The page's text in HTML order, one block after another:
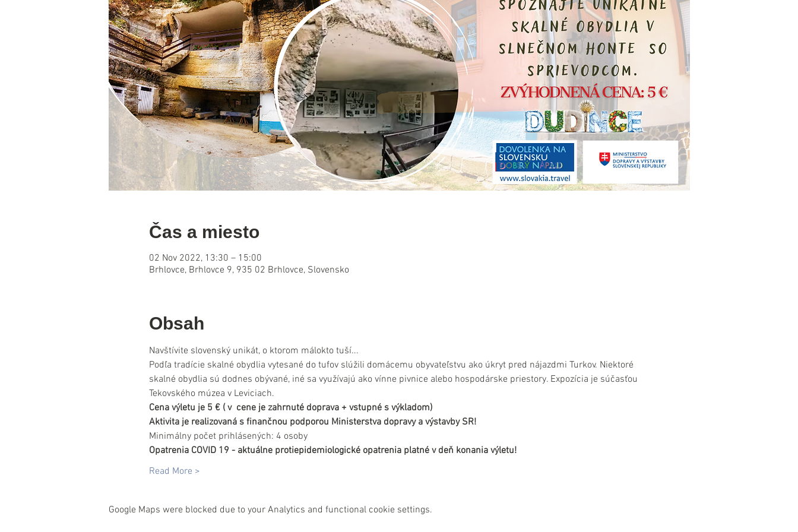
Čas a miesto
02 Nov 2022, 13:30 – 15:00
Brhlovce, Brhlovce 9, 935 02 Brhlovce, Slovensko
Obsah
Navštívite slovenský unikát, o ktorom málokto tuší...
Podľa tradície skalné obydlia vytesané do tufov slúžili domácemu obyvateľstvu ako úkryt pred nájazdmi Turkov. Niektoré
skalné obydlia sú dodnes obývané, iné sa využívajú ako vínne pivnice alebo hospodárske priestory. Expozícia je súčasťou
Tekovského múzea v Leviciach.
Cena výletu je 5 € ( v  cene je zahrnuté doprava + vstupné s výkladom)
Aktivita je realizovaná s finančnou podporou Ministerstva dopravy a výstavby SR!
Minimálny počet prihlásených: 4 osoby
Opatrenia COVID 19 - aktuálne protiepidemiologické opatrenia platné v deň konania výletu!
Read More >
Google Maps were blocked due to your Analytics and functional cookie settings.